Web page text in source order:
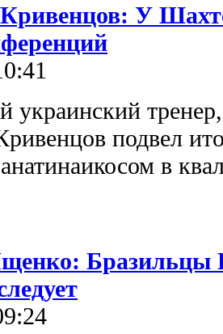
У
украинский
подвел
в
Бразильцы